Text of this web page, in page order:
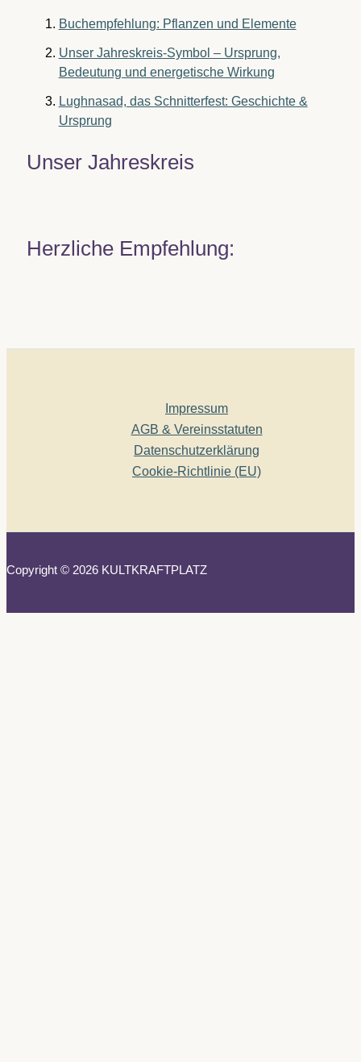
Buchempfehlung: Pflanzen und Elemente
Unser Jahreskreis-Symbol – Ursprung,
Bedeutung und energetische Wirkung
Lughnasad, das Schnitterfest: Geschichte &
Ursprung
Unser Jahreskreis
Herzliche Empfehlung:
Impressum
AGB & Vereinsstatuten
Datenschutzerklärung
Cookie-Richtlinie (EU)
Copyright © 2026 KULTKRAFTPLATZ